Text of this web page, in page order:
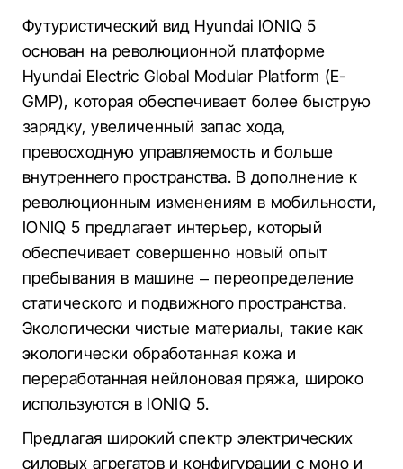
Футуристический вид Hyundai IONIQ 5
основан на революционной платформе
Hyundai Electric Global Modular Platform (E-
GMP), которая обеспечивает более быструю
зарядку, увеличенный запас хода,
превосходную управляемость и больше
внутреннего пространства. В дополнение к
революционным изменениям в мобильности,
IONIQ 5 предлагает интерьер, который
обеспечивает совершенно новый опыт
пребывания в машине – переопределение
статического и подвижного пространства.
Экологически чистые материалы, такие как
экологически обработанная кожа и
переработанная нейлоновая пряжа, широко
используются в IONIQ 5.
Предлагая широкий спектр электрических
силовых агрегатов и конфигурации с моно и